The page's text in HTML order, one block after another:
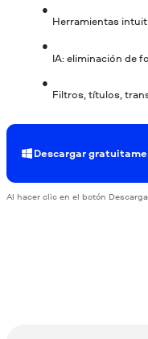
Herramientas
IA: eliminación de
Filtros, títulos,
Descargar
Al hacer clic en el botón